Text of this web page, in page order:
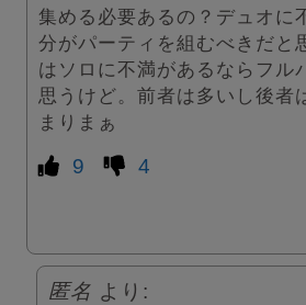
集める必要あるの？デュオに
分がパーティを組むべきだと
はソロに不満があるならフル
思うけど。前者は多いし後者
まりまぁ
9 4
匿名 より: